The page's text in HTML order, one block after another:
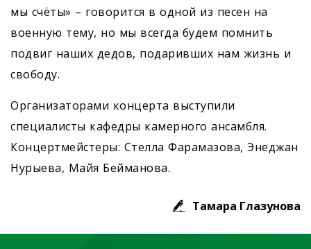
мы счёты» – говорится в одной из песен на
военную тему, но мы всегда будем помнить
подвиг наших дедов, подаривших нам жизнь и
свободу.
Организаторами концерта выступили
специалисты кафедры камерного ансамбля.
Концертмейстеры: Стелла Фарамазова, Энеджан
Нурыева, Майя Бейманова.
Тамара Глазунова